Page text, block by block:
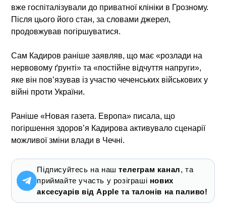
вже госпіталізували до приватної клініки в Грозному.
Після цього його стан, за словами джерел,
продовжував погіршуватися.
Сам Кадиров раніше заявляв, що має «розлади на
нервовому ґрунті» та «постійне відчуття напруги»,
яке він пов’язував із участю чеченських військових у
війні проти України.
Раніше «Новая газета. Европа» писала, що
погіршення здоров’я Кадирова активувало сценарії
можливої зміни влади в Чечні.
Підписуйтесь на наштелеграм канал, та
приймайте участь у розіграші нових
аксесуарів від Apple та талонів на паливо!